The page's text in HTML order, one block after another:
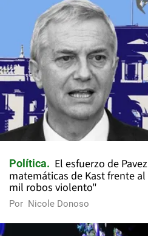
Política
El esfuerzo de
matemáticas de Kast frente
mil robos violento"
Por Nicole Donoso